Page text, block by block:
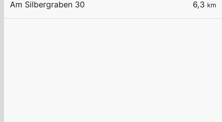
6,3 km
Am Silbergraben 30